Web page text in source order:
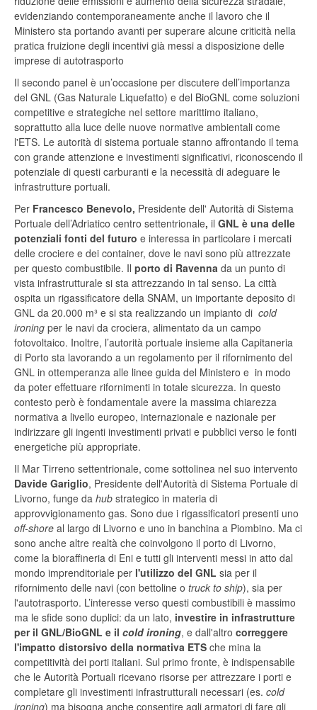
evidenziando contemporaneamente anche il lavoro che il
Ministero sta portando avanti per superare alcune criticità nella
pratica fruizione degli incentivi già messi a disposizione delle
imprese di autotrasporto
Il secondo panel è un’occasione per discutere dell’importanza
del GNL (Gas Naturale Liquefatto) e del BioGNL come soluzioni
competitive e strategiche nel settore marittimo italiano,
soprattutto alla luce delle nuove normative ambientali come
l'ETS. Le autorità di sistema portuale stanno affrontando il tema
con grande attenzione e investimenti significativi, riconoscendo il
potenziale di questi carburanti e la necessità di adeguare le
infrastrutture portuali.
Per Francesco Benevolo, Presidente dell' Autorità di Sistema
Portuale dell’Adriatico centro settentrionale, il GNL è una delle
potenziali fonti del futuro e interessa in particolare i mercati
delle crociere e dei container, dove le navi sono più attrezzate
per questo combustibile. Il porto di Ravenna da un punto di
vista infrastrutturale si sta attrezzando in tal senso. La città
ospita un rigassificatore della SNAM, un importante deposito di
GNL da 20.000 m³ e si sta realizzando un impianto di cold
ironing per le navi da crociera, alimentato da un campo
fotovoltaico. Inoltre, l’autorità portuale insieme alla Capitaneria
di Porto sta lavorando a un regolamento per il rifornimento del
GNL in ottemperanza alle linee guida del Ministero e in modo
da poter effettuare rifornimenti in totale sicurezza. In questo
contesto però è fondamentale avere la massima chiarezza
normativa a livello europeo, internazionale e nazionale per
indirizzare gli ingenti investimenti privati e pubblici verso le fonti
energetiche più appropriate.
Il Mar Tirreno settentrionale, come sottolinea nel suo intervento
Davide Gariglio, Presidente dell'Autorità di Sistema Portuale di
Livorno, funge da hub strategico in materia di
approvvigionamento gas. Sono due i rigassificatori presenti uno
off-shore al largo di Livorno e uno in banchina a Piombino. Ma ci
sono anche altre realtà che coinvolgono il porto di Livorno,
come la bioraffineria di Eni e tutti gli interventi messi in atto dal
mondo imprenditoriale per l'utilizzo del GNL sia per il
rifornimento delle navi (con bettoline o truck to ship), sia per
l'autotrasporto. L’interesse verso questi combustibili è massimo
ma le sfide sono duplici: da un lato, investire in infrastrutture
per il GNL/BioGNL e il cold ironing, e dall'altro correggere
l'impatto distorsivo della normativa ETS che mina la
competitività dei porti italiani. Sul primo fronte, è indispensabile
che le Autorità Portuali ricevano risorse per attrezzare i porti e
completare gli investimenti infrastrutturali necessari (es. cold
ironing) ma bisogna anche consentire agli armatori di fare gli